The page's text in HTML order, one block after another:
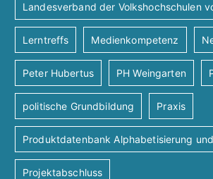
Landesverband der Volkshochschulen
Lerntreffs Medienkompetenz
Peter Hubertus PH Weingarten
politische Grundbildung Praxis
Produktdatenbank Alphabetisierung
Projektabschluss